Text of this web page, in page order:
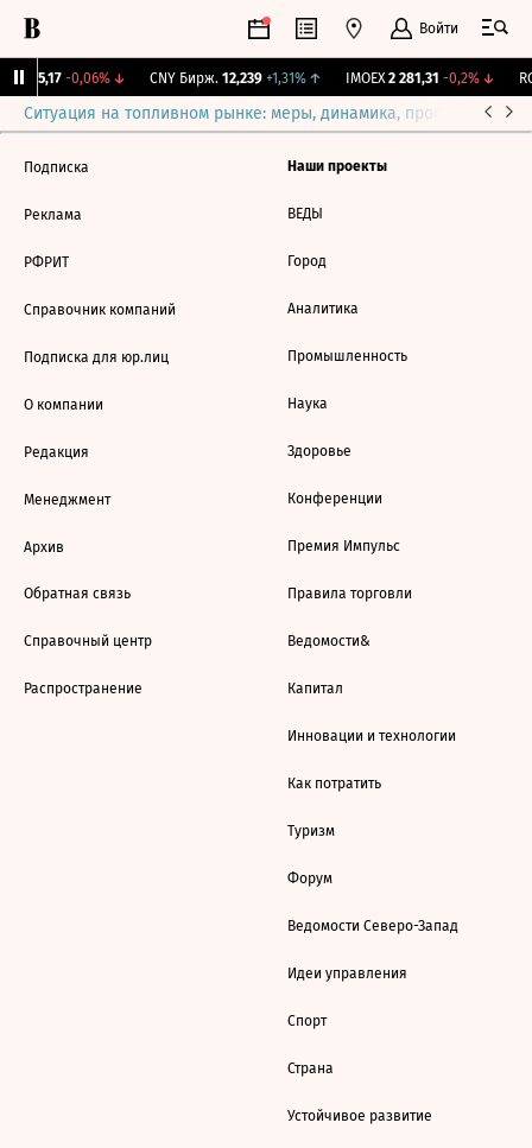
Войти
115,17 -0,06%↓ CNY Бирж. 12,239 +1,31%↑ IMOEX 2 281,31 -0,2%↓
Ситуация на топливном рынке: меры, динамика, прогнозы
Подписка
Реклама
РФРИТ
Справочник компаний
Подписка для юр.лиц
О компании
Редакция
Менеджмент
Архив
Обратная связь
Справочный центр
Распространение
Наши проекты
ВЕДЫ
Город
Аналитика
Промышленность
Наука
Здоровье
Конференции
Премия Импульс
Правила торговли
Ведомости&
Капитал
Инновации и технологии
Как потратить
Туризм
Форум
Ведомости Северо-Запад
Идеи управления
Спорт
Страна
Устойчивое развитие